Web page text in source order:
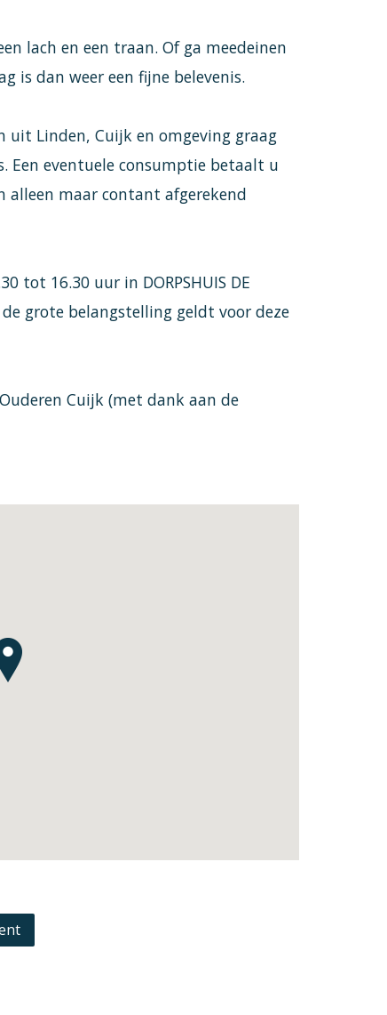
lach en een traan. Of ga meedeinen
is dan weer een fijne belevenis.
uit Linden, Cuijk en omgeving graag
Een eventuele consumptie betaalt u
alleen maar contant afgerekend
tot 16.30 uur in DORPSHUIS DE
grote belangstelling geldt voor deze
Cuijk (met dank aan de